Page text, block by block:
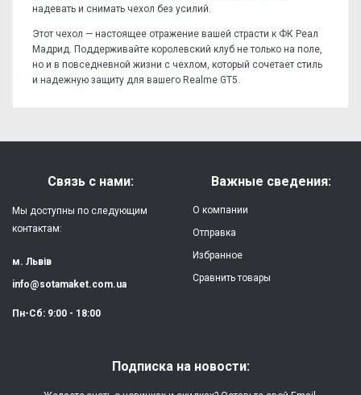
надевать и снимать чехол без усилий.
Этот чехол — настоящее отражение вашей страсти к ФК Реал
Мадрид. Поддерживайте королевский клуб не только на поле,
но и в повседневной жизни с чехлом, который сочетает стиль
и надежную защиту для вашего Realme GT5.
Защита:
от ударов,
Качество:
яркая, четкая
Особенности:
(влагостойкая, гибкая)
Напишите отзыв или мнение
Связь с нами:
Мы доступны по следующим
контактам:
м. Львів
info@sotamaket.com.ua
Пн-Сб: 9:00 - 18:00
Важные сведения:
О компании
Отправка
Избранное
Сравнить товары
Подписка на новости: